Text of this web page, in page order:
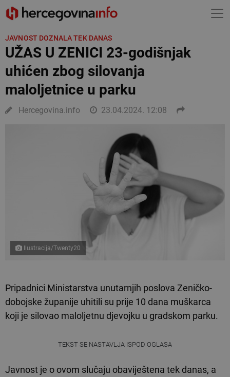
JAVNOST DOZNALA TEK DANAS
UŽAS U ZENICI 23-godišnjak
uhićen zbog silovanja
maloljetnice u parku
Hercegovina.info 23.04.2024. 12:08
Ilustracija/Twenty20
Pripadnici Ministarstva unutarnjih poslova Zeničko-
dobojske županije uhitili su prije 10 dana muškarca
koji je silovao maloljetnu djevojku u gradskom parku.
TEKST SE NASTAVLJA ISPOD OGLASA
Javnost je o ovom slučaju obaviještena tek danas, a